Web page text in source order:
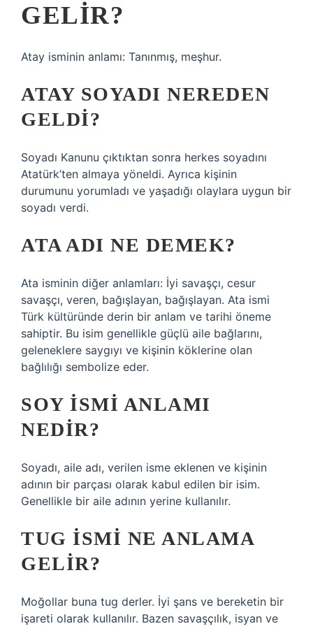
GELIR?
Atay isminin anlamı: Tanınmış, meşhur.
ATAY SOYADI NEREDEN
GELDI?
Soyadı Kanunu çıktıktan sonra herkes soyadını
Atatürk’ten almaya yöneldi. Ayrıca kişinin
durumunu yorumladı ve yaşadığı olaylara uygun bir
soyadı verdi.
ATA ADI NE DEMEK?
Ata isminin diğer anlamları: İyi savaşçı, cesur
savaşçı, veren, bağışlayan, bağışlayan. Ata ismi
Türk kültüründe derin bir anlam ve tarihi öneme
sahiptir. Bu isim genellikle güçlü aile bağlarını,
geleneklere saygıyı ve kişinin köklerine olan
bağlılığı sembolize eder.
SOY ISMI ANLAMI
NEDIR?
Soyadı, aile adı, verilen isme eklenen ve kişinin
adının bir parçası olarak kabul edilen bir isim.
Genellikle bir aile adının yerine kullanılır.
TUG ISMI NE ANLAMA
GELIR?
Moğollar buna tug derler. İyi şans ve bereketin bir
işareti olarak kullanılır. Bazen savaşçılık, isyan ve